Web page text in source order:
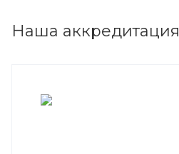
Наша аккредитация